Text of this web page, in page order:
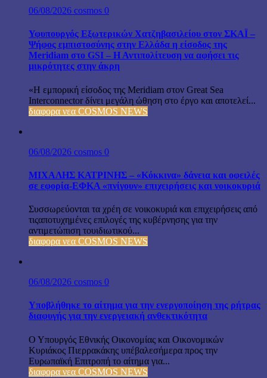
06/08/2026 cosmos 0
Υφυπουργός Εξωτερικών Χατζηβασιλείου στον ΣΚΑΪ –
Ψήφος εμπιστοσύνης στην Ελλάδα η είσοδος της
Meridiam στο GSI – Η Αντιπολίτευση να αφήσει τις
μικρότητες στην άκρη
«Η εμπορική είσοδος της Meridiam στον Great Sea
Interconnector δίνει μεγάλη ώθηση στο έργο και αποτελεί...
διαφορα νεα COSMOS NEWS
06/08/2026 cosmos 0
ΜΙΧΑΛΗΣ ΚΑΤΡΙΝΗΣ – «Κόκκινα» δάνεια και οφειλές
σε εφορία-ΕΦΚΑ «πνίγουν» επιχειρήσεις και νοικοκυριά
Συσσωρεύονται τα χρέη σε νοικοκυριά και επιχειρήσεις από
τιςαποτυχημένες επιλογές της κυβέρνησης για την
αντιμετώπιση τουιδιωτικού...
διαφορα νεα COSMOS NEWS
06/08/2026 cosmos 0
Υποβλήθηκε το αίτημα για την ενεργοποίηση της ρήτρας
διαφυγής για την ενεργειακή ανθεκτικότητα
Ο Υπουργός Εθνικής Οικονομίας και Οικονομικών
Κυριάκος Πιερρακάκης υπέβαλεσήμερα προς την
Ευρωπαϊκή Επιτροπή το αίτημα για...
διαφορα νεα COSMOS NEWS